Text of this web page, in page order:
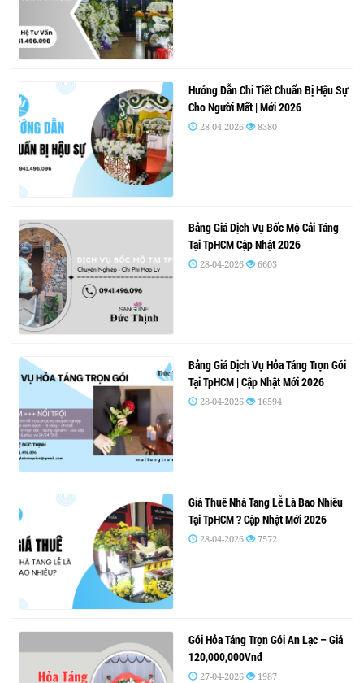
Hướng Dẫn Chi Tiết Chuẩn Bị Hậu Sự
Cho Người Mất | Mới 2026
28-04-2026 8380
Bảng Giá Dịch Vụ Bốc Mộ Cải Táng
Tại TpHCM Cập Nhật 2026
28-04-2026 6603
Bảng Giá Dịch Vụ Hỏa Táng Trọn Gói
Tại TpHCM | Cập Nhật Mới 2026
28-04-2026 16594
Giá Thuê Nhà Tang Lễ Là Bao Nhiêu
Tại TpHCM ? Cập Nhật Mới 2026
28-04-2026 7572
Gói Hỏa Táng Trọn Gói An Lạc – Giá
120,000,000Vnđ
27-04-2026 1987